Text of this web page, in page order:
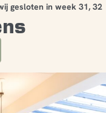
gesloten in week 31, 32